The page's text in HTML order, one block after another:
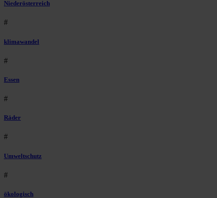
Niederösterreich
#
klimawandel
#
Essen
#
Räder
#
Umweltschutz
#
ökologisch